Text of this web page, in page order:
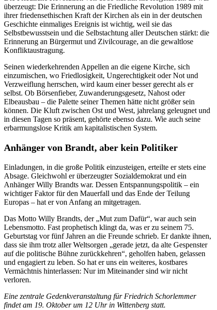
überzeugt: Die Erinnerung an die Friedliche Revolution 1989 mit
ihrer friedensethischen Kraft der Kirchen als ein in der deutschen
Geschichte einmaliges Ereignis ist wichtig, weil sie das
Selbstbewusstsein und die Selbstachtung aller Deutschen stärkt: die
Erinnerung an Bürgermut und Zivilcourage, an die gewaltlose
Konfliktaustragung.
Seinen wiederkehrenden Appellen an die eigene Kirche, sich
einzumischen, wo Friedlosigkeit, Ungerechtigkeit oder Not und
Verzweiflung herrschen, wird kaum einer besser gerecht als er
selbst. Ob Börsenfieber, Zuwanderungsgesetz, Nahost oder
Elbeausbau – die Palette seiner Themen hätte nicht größer sein
können. Die Kluft zwischen Ost und West, jahrelang geleugnet und
in diesen Tagen so präsent, gehörte ebenso dazu. Wie auch seine
erbarmungslose Kritik am kapitalistischen System.
Anhänger von Brandt, aber kein Politiker
Einladungen, in die große Politik einzusteigen, erteilte er stets eine
Absage. Gleichwohl er überzeugter Sozialdemokrat und ein
Anhänger Willy Brandts war. Dessen Entspannungspolitik – ein
wichtiger Faktor für den Mauerfall und das Ende der Teilung
Europas – hat er von Anfang an mitgetragen.
Das Motto Willy Brandts, der „Mut zum Dafür“, war auch sein
Lebensmotto. Fast prophetisch klingt da, was er zu seinem 75.
Geburtstag vor fünf Jahren an die Freunde schrieb. Er dankte ihnen,
dass sie ihm trotz aller Weltsorgen „gerade jetzt, da alte Gespenster
auf die politische Bühne zurückkehren“, geholfen haben, gelassen
und engagiert zu leben. So hat er uns ein weiteres, kostbares
Vermächtnis hinterlassen: Nur im Miteinander sind wir nicht
verloren.
Eine zentrale Gedenkveranstaltung für Friedrich Schorlemmer
findet am 19. Oktober um 12 Uhr in Wittenberg statt.